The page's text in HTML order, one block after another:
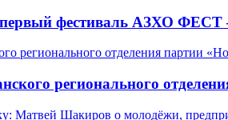
фестиваль АЗХО ФЕСТ
регионального